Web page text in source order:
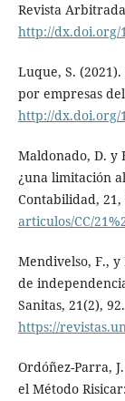
Revista
http://dx.doi.org/
Luque, S.
por empresas
http://dx.doi.org/
Maldonado, D. y
¿una limitación
Contabilidad, 21,
articulos/CC/
Mendivelso, F.,
de
Sanitas, 21(2), 92.
https://
Ordóñez-Parra,
el Método